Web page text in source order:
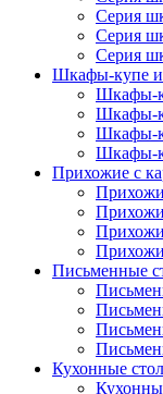
Серия
Серия
Серия
Шкафы-купе
Шкафы-
Шкафы-
Шкафы-
Шкафы-
Прихожие с
Письменные
Кухонные